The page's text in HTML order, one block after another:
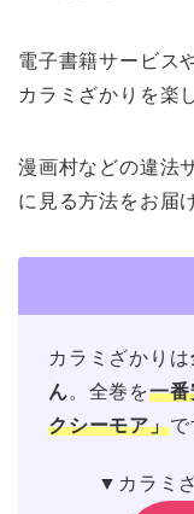
電子書籍サービス
カラミざかりを楽
漫画村などの違法
に見る方法をお届
カラミざかりは
ん。全巻を一番
クシーモア」で
▼カラミ